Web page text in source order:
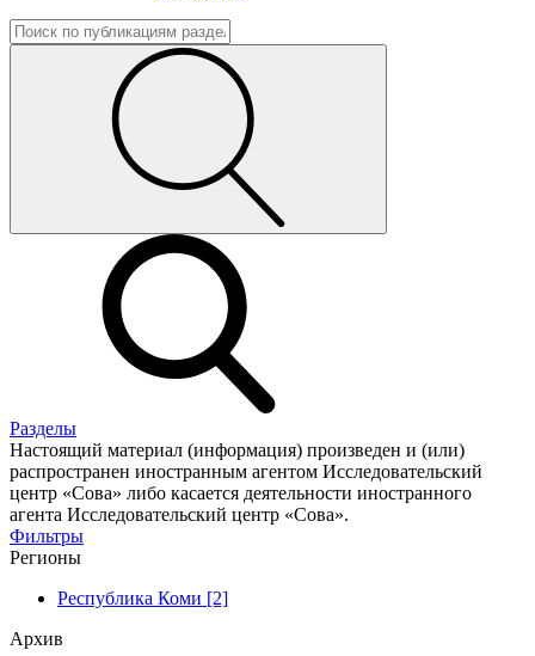
Разделы
Настоящий материал (информация) произведен и (или)
распространен иностранным агентом Исследовательский
центр «Сова» либо касается деятельности иностранного
агента Исследовательский центр «Сова».
Фильтры
Регионы
Республика Коми [2]
Архив